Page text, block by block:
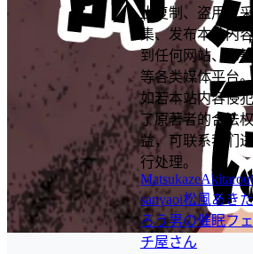
止复制、盗用、采
集、发布本站内容
到任何网站、书籍
等各类媒体平台。
如若本站内容侵犯
了原著者的合法权
益，可联系我们进
行处理。
MatsukazeAkitarou
sanyaoi松風あきた
ろう男の催眠フェ
チ屋さん